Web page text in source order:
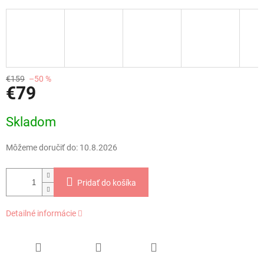
€159 –50 %
€79
cena:
Skladom
Môžeme doručiť do: 10.8.2026
Pridať do košíka
Detailné informácie